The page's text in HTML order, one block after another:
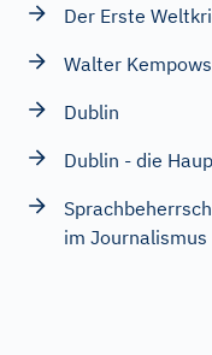
Der Erste
Walter
Dublin
Dublin - die
im Journalismus